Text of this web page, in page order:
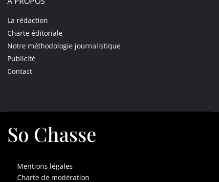
La rédaction
Charte éditoriale
Notre méthodologie journalistique
Publicité
Contact
So Chasse
Mentions légales
Charte de modération